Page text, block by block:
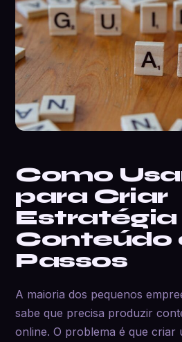
Como
para Criar
Estratégia
Conteúdo
Passos
A maioria dos pequenos
sabe que precisa produzir
online. O problema é que criar